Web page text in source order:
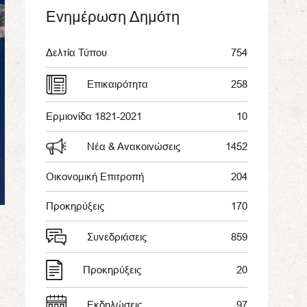
Ενημέρωση Δημότη
Δελτία Τύπου 754
Επικαιρότητα 258
Ερμιονίδα 1821-2021 10
Νέα & Ανακοινώσεις 1452
Οικονομική Επιτροπή 204
Προκηρύξεις 170
Συνεδριάσεις 859
Προκηρύξεις 20
Εκδηλώσεις 97